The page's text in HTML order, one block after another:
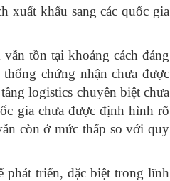
xuất khẩu sang các quốc gia
tồn tại khoảng cách đáng
chứng nhận chưa được
logistics chuyên biệt chưa
gia chưa được định hình rõ
còn ở mức thấp so với quy
phát triển, đặc biệt trong lĩnh